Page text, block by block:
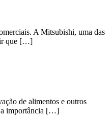
A Mitsubishi, uma das
que […]
de alimentos e outros
a importância […]